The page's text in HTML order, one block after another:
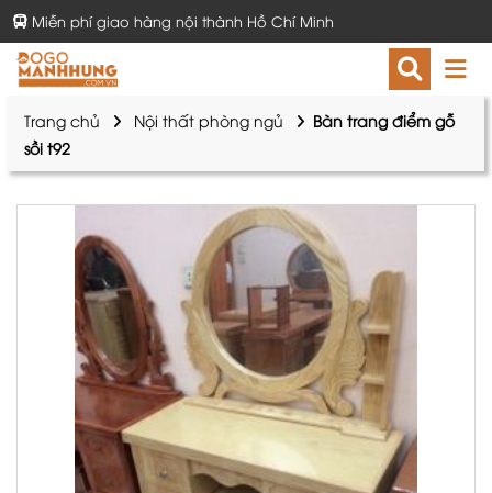
Miễn phí giao hàng nội thành Hồ Chí Minh
Trang chủ Nội thất phòng ngủ
Bàn trang điểm gỗ
sồi t92